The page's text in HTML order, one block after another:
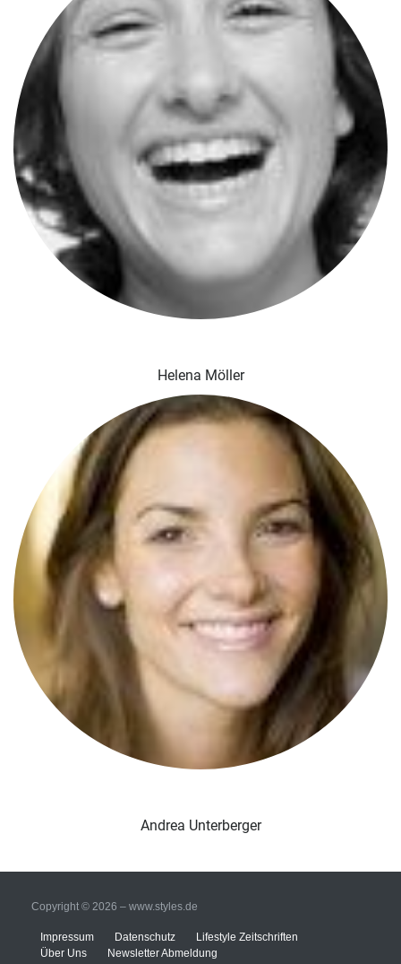
Helena Möller
Andrea Unterberger
Copyright © 2026 – www.styles.de
Impressum Datenschutz
Lifestyle Zeitschriften
Über Uns
Newsletter Abmeldung